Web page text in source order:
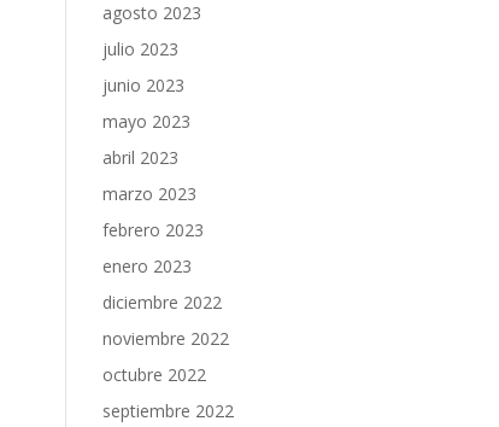
agosto 2023
julio 2023
junio 2023
mayo 2023
abril 2023
marzo 2023
febrero 2023
enero 2023
diciembre 2022
noviembre 2022
octubre 2022
septiembre 2022